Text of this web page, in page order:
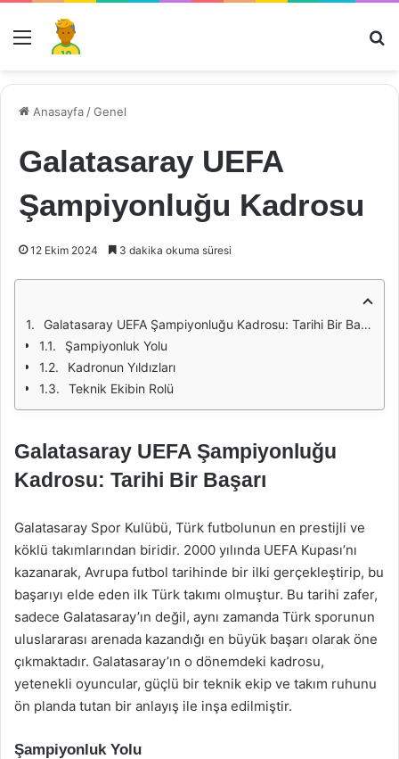
Menü
Anasayfa /Genel
Galatasaray UEFA
Şampiyonluğu Kadrosu
12 Ekim 2024 3 dakika okuma süresi
Galatasaray UEFA Şampiyonluğu Kadrosu: Tarihi Bir Başarı
Şampiyonluk Yolu
Kadronun Yıldızları
Teknik Ekibin Rolü
Galatasaray UEFA Şampiyonluğu
Kadrosu: Tarihi Bir Başarı
Galatasaray Spor Kulübü, Türk futbolunun en prestijli ve
köklü takımlarından biridir. 2000 yılında UEFA Kupası’nı
kazanarak, Avrupa futbol tarihinde bir ilki gerçekleştirip, bu
başarıyı elde eden ilk Türk takımı olmuştur. Bu tarihi zafer,
sadece Galatasaray’ın değil, aynı zamanda Türk sporunun
uluslararası arenada kazandığı en büyük başarı olarak öne
çıkmaktadır. Galatasaray’ın o dönemdeki kadrosu,
yetenekli oyuncular, güçlü bir teknik ekip ve takım ruhunu
ön planda tutan bir anlayış ile inşa edilmiştir.
Şampiyonluk Yolu